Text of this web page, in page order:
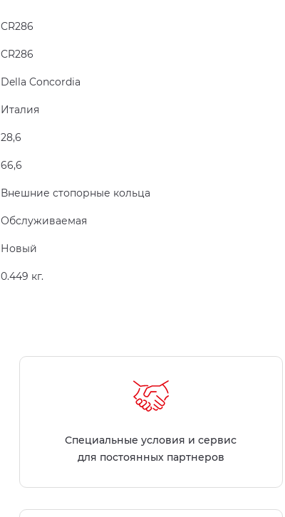
CR286
CR286
Della Concordia
Италия
28,6
66,6
Внешние стопорные кольца
Обслуживаемая
Новый
0.449 кг.
Специальные условия и сервис
для постоянных партнеров